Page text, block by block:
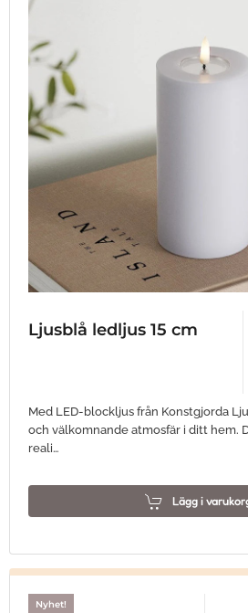
Ljusblå ledljus 15 cm
Med LED-blockljus från Konstgjorda
och välkomnande atmosfär i ditt hem.
reali…
Lägg i
Nyhet!